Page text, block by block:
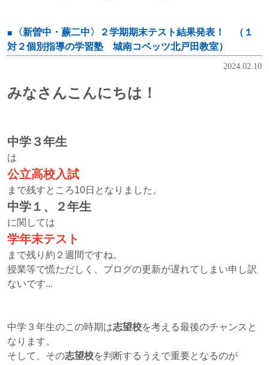
〈新曽中・蕨二中〉２学期期末テスト結果発表！ （１
対２個別指導の学習塾 城南コベッツ北戸田教室）
2024.02.10
みなさんこんにちは！
中学３年生
は
公立高校入試
まで残すところ10日となりました。
中学１、２年生
に関しては
学年末テスト
まで残り約２週間ですね。
授業等で慌ただしく、ブログの更新が遅れてしまい申し訳
ないです...
中学３年生のこの時期は志望校を考える最後のチャンスと
なります。
そして、その志望校を判断するうえで重要となるのが